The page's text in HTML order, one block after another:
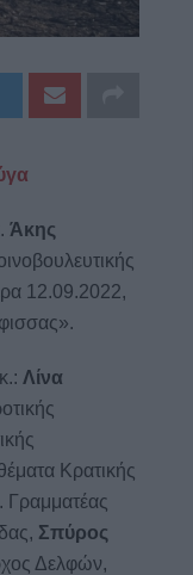
Άκης
12.09.2022,
Λίνα
Κρατικής
Γραμματέας
Σπύρος
Δελφών,